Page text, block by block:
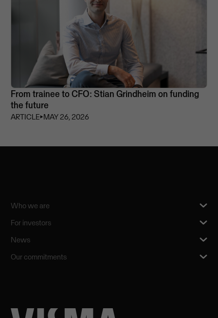
From trainee to CFO: Stian Grindheim on funding
the future
ARTICLE⏵MAY 26, 2026
Who we are
For investors
News
Our commitments